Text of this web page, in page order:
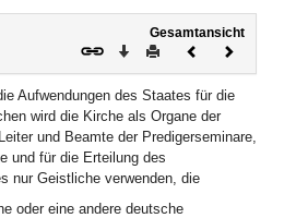
Gesamtansicht
Download
DruckenVorheriges
Aufwendungen des Staates für die
wird die Kirche als Organe der
und Beamte der Predigerseminare,
und für die Erteilung des
nur Geistliche verwenden, die
oder eine andere deutsche